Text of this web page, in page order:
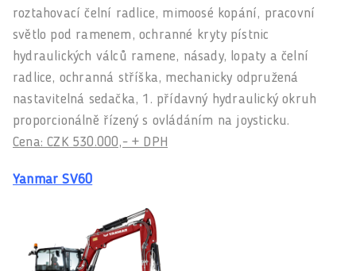
roztahovací čelní radlice, mimoosé kopání, pracovní
světlo pod ramenem, ochranné kryty pístnic
hydraulických válců ramene, násady, lopaty a čelní
radlice, ochranná stříška, mechanicky odpružená
nastavitelná sedačka, 1. přídavný hydraulický okruh
proporcionálně řízený s ovládáním na joysticku.
Cena: CZK 530.000,- + DPH
Yanmar SV60